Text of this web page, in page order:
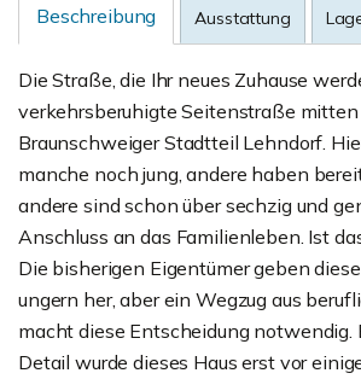
Beschreibung Ausstattung
Die Straße, die Ihr neues Zuhause
verkehrsberuhigte Seitenstraße
Braunschweiger Stadtteil Lehndorf.
manche noch jung, andere haben
andere sind schon über sechzig und
Anschluss an das Familienleben. Ist
Die bisherigen Eigentümer geben
ungern her, aber ein Wegzug aus
macht diese Entscheidung notwendig.
Detail wurde dieses Haus erst vor